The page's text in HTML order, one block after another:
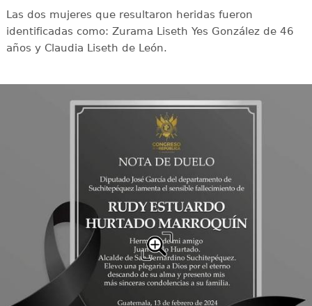
Las dos mujeres que resultaron heridas fueron
identificadas como: Zurama Liseth Yes González de 46
años y Claudia Liseth de León.